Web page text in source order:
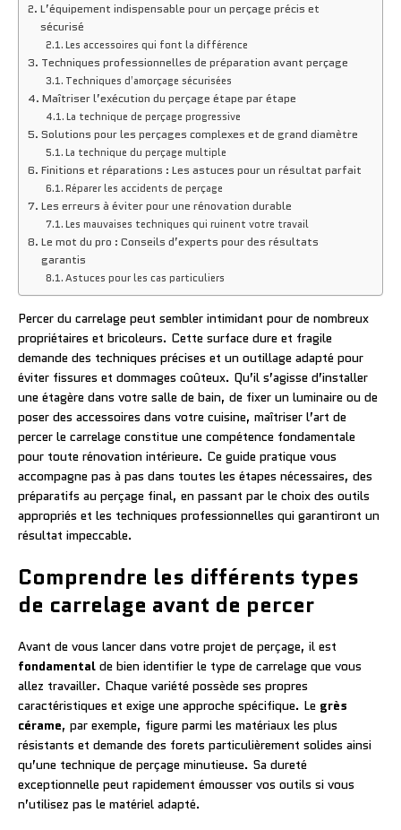
L’équipement indispensable pour un perçage précis et
sécurisé
Les accessoires qui font la différence
Techniques professionnelles de préparation avant perçage
Techniques d’amorçage sécurisées
Maîtriser l’exécution du perçage étape par étape
La technique de perçage progressive
Solutions pour les perçages complexes et de grand diamètre
La technique du perçage multiple
Finitions et réparations : Les astuces pour un résultat parfait
Réparer les accidents de perçage
Les erreurs à éviter pour une rénovation durable
Les mauvaises techniques qui ruinent votre travail
Le mot du pro : Conseils d’experts pour des résultats
garantis
Astuces pour les cas particuliers
Percer du carrelage peut sembler intimidant pour de nombreux
propriétaires et bricoleurs. Cette surface dure et fragile
demande des techniques précises et un outillage adapté pour
éviter fissures et dommages coûteux. Qu’il s’agisse d’installer
une étagère dans votre salle de bain, de fixer un luminaire ou de
poser des accessoires dans votre cuisine, maîtriser l’art de
percer le carrelage constitue une compétence fondamentale
pour toute rénovation intérieure. Ce guide pratique vous
accompagne pas à pas dans toutes les étapes nécessaires, des
préparatifs au perçage final, en passant par le choix des outils
appropriés et les techniques professionnelles qui garantiront un
résultat impeccable.
Comprendre les différents types
de carrelage avant de percer
Avant de vous lancer dans votre projet de perçage, il est
fondamental de bien identifier le type de carrelage que vous
allez travailler. Chaque variété possède ses propres
caractéristiques et exige une approche spécifique. Le grès
cérame, par exemple, figure parmi les matériaux les plus
résistants et demande des forets particulièrement solides ainsi
qu’une technique de perçage minutieuse. Sa dureté
exceptionnelle peut rapidement émousser vos outils si vous
n’utilisez pas le matériel adapté.